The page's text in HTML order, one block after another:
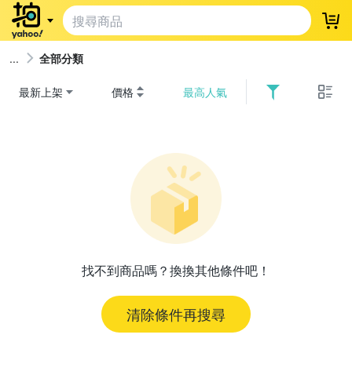
登
全部分類
最新上架 價格 最高人氣
找不到商品嗎？換換其他條件吧！
清除條件再搜尋